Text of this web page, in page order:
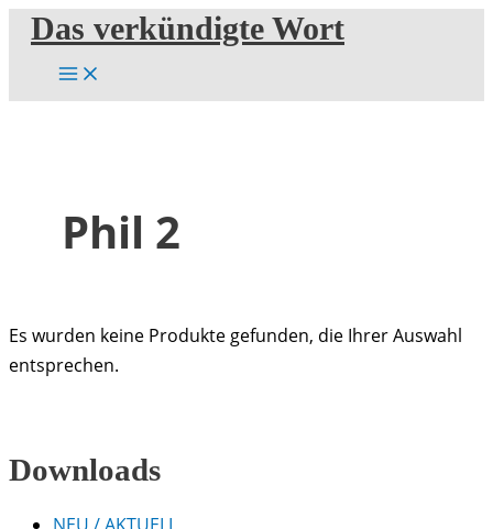
Zum
Inhalt
springen
Das verkündigte Wort
Phil 2
Es wurden keine Produkte gefunden, die Ihrer Auswahl
entsprechen.
Downloads